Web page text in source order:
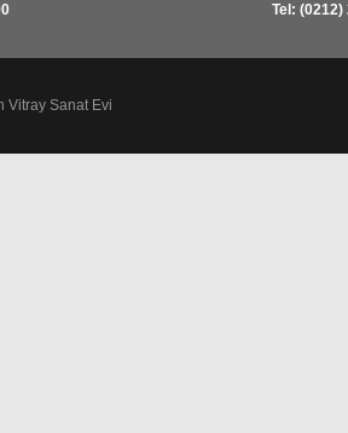
Tel: (0212)
Vitray Sanat Evi